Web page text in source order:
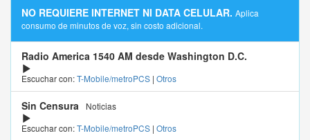
NO REQUIERE INTERNET NI DATA CELULAR. Aplica
consumo de minutos de voz, sin costo adicional.
Radio America 1540 AM desde Washington D.C.
Escuchar con:T-Mobile/metroPCS | Otros
Sin Censura
Noticias
Escuchar con:T-Mobile/metroPCS | Otros